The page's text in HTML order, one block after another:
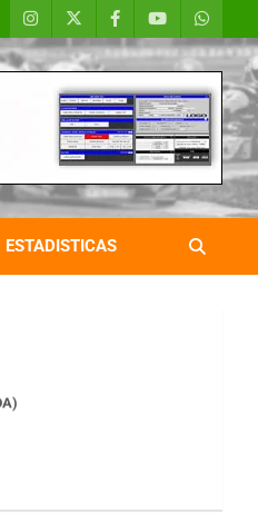
ESTADISTICAS